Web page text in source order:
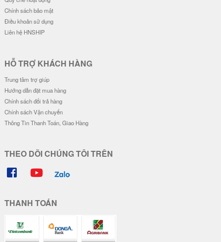
Ốp Vân Da Viền Camera Bạc - Mẫ
u Độc Lập Tự Do
Đơn giá
Số lượng
24.000 đ
22.000 đ
20-49
20.000 đ
50-100
u Piglet !!!
28.000 đ